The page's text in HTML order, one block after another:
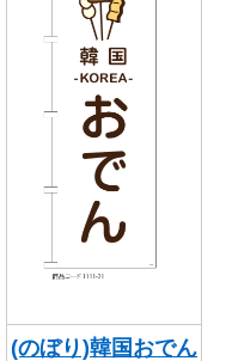
住まい・暮らし
地域・観光
不動産・建築
方法
文方法
作事例
(のぼり)韓国おでん